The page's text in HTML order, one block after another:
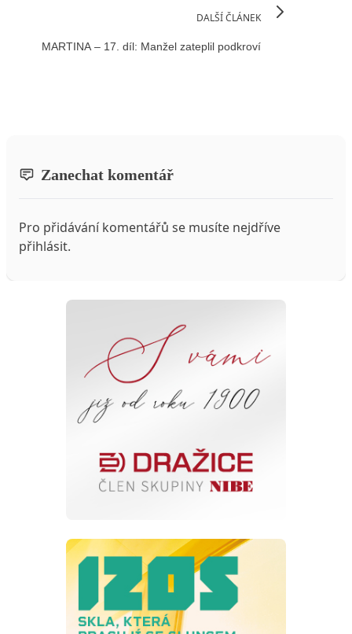
DALŠÍ ČLÁNEK
MARTINA – 17. díl: Manžel zateplil podkroví
Zanechat komentář
Pro přidávání komentářů se musíte nejdříve
přihlásit.